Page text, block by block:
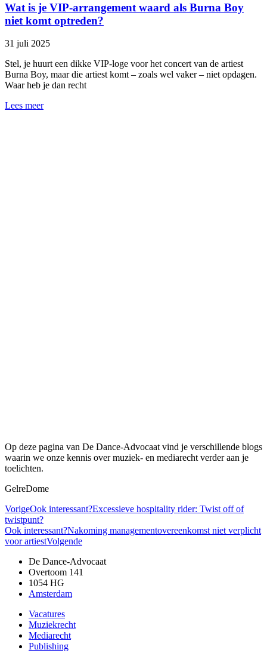
Wat is je VIP-arrangement waard als Burna Boy
niet komt optreden?
31 juli 2025
Stel, je huurt een dikke VIP-loge voor het concert van de artiest
Burna Boy, maar die artiest komt – zoals wel vaker – niet opdagen.
Waar heb je dan recht
Lees meer
Op deze pagina van De Dance-Advocaat vind je verschillende blogs
waarin we onze kennis over muziek- en mediarecht verder aan je
toelichten.
GelreDome
VorigeOok interessant?Excessieve hospitality rider: Twist off of
twistpunt?
Ook interessant?Nakoming managementovereenkomst niet verplicht
voor artiestVolgende
De Dance-Advocaat
Overtoom 141
1054 HG
Amsterdam
Vacatures
Muziekrecht
Mediarecht
Publishing